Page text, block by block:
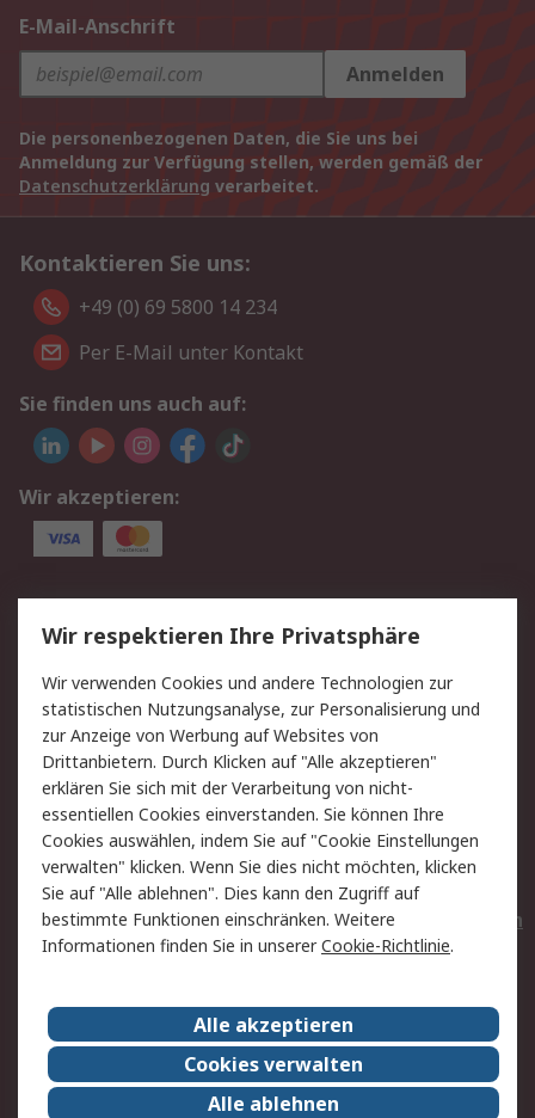
E-Mail-Anschrift
Anmelden
Die personenbezogenen Daten, die Sie uns bei
Anmeldung zur Verfügung stellen, werden gemäß der
Datenschutzerklärung verarbeitet.
Kontaktieren Sie uns:
+49 (0) 69 5800 14 234
Per E-Mail unter Kontakt
Sie finden uns auch auf:
Wir akzeptieren:
Service
Value Added Services
Lieferlösungen
Rücksendungen
Kontakt
Hilfe
Privatkunden
Rechtliches
AGB
Datenschutz
Cookie-Richtlinie
Zahlungsbedingungen
Copyright/Impressum
Entsorgung
Elektrogeräte/Batterien
RS weltweit
Karriere bei RS
Nachhaltigkeit
Qualität/Umwelt/ZertifikatePresse-Center
Wir respektieren Ihre Privatsphäre
Wir verwenden Cookies und andere Technologien zur
statistischen Nutzungsanalyse, zur Personalisierung und
zur Anzeige von Werbung auf Websites von
Drittanbietern. Durch Klicken auf "Alle akzeptieren"
erklären Sie sich mit der Verarbeitung von nicht-
essentiellen Cookies einverstanden. Sie können Ihre
Cookies auswählen, indem Sie auf "Cookie Einstellungen
verwalten" klicken. Wenn Sie dies nicht möchten, klicken
Sie auf "Alle ablehnen". Dies kann den Zugriff auf
bestimmte Funktionen einschränken. Weitere
Informationen finden Sie in unsererCookie-Richtlinie.
Alle akzeptieren
Cookies verwalten
Alle ablehnen